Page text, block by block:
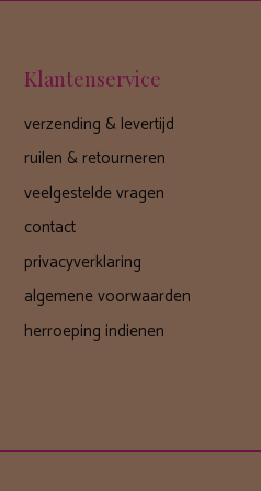
Klantenservice
verzending & levertijd
ruilen & retourneren
veelgestelde vragen
contact
privacyverklaring
algemene voorwaarden
herroeping indienen